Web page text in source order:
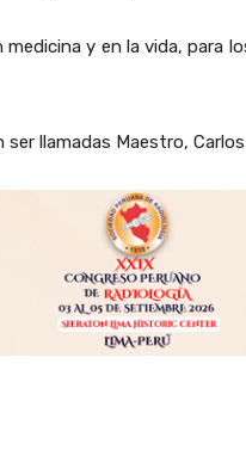
medicina y en la vida, para
llamadas Maestro,